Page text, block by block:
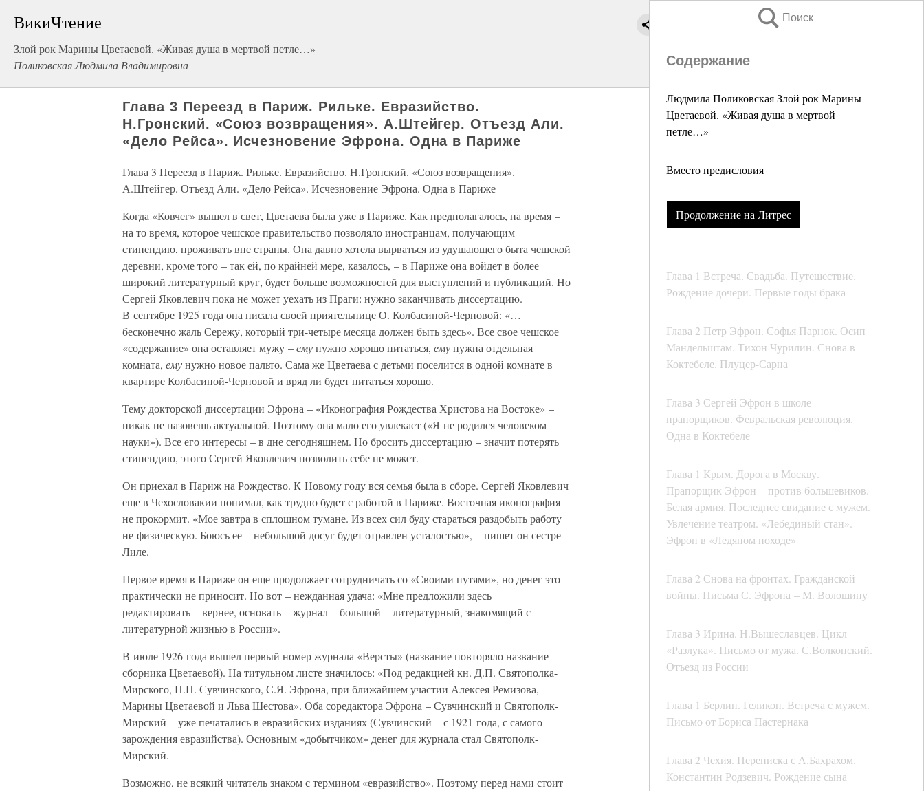
ВикиЧтение
Злой рок Марины Цветаевой. «Живая душа в мертвой петле…»
Поликовская Людмила Владимировна
Поиск
Содержание
Людмила Поликовская Злой рок Марины
Цветаевой. «Живая душа в мертвой
петле…»
Вместо предисловия
Продолжение на Литрес
Глава 1 Встреча. Свадьба. Путешествие.
Рождение дочери. Первые годы брака
Глава 2 Петр Эфрон. Софья Парнок. Осип
Мандельштам. Тихон Чурилин. Снова в
Коктебеле. Плуцер-Сарна
Глава 3 Сергей Эфрон в школе
прапорщиков. Февральская революция.
Одна в Коктебеле
Глава 1 Крым. Дорога в Москву.
Прапорщик Эфрон – против большевиков.
Белая армия. Последнее свидание с мужем.
Увлечение театром. «Лебединый стан».
Эфрон в «Ледяном походе»
Глава 2 Снова на фронтах. Гражданской
войны. Письма С. Эфрона – М. Волошину
Глава 3 Ирина. Н.Вышеславцев. Цикл
«Разлука». Письмо от мужа. С.Волконский.
Отъезд из России
Глава 1 Берлин. Геликон. Встреча с мужем.
Письмо от Бориса Пастернака
Глава 2 Чехия. Переписка с А.Бахрахом.
Константин Родзевич. Рождение сына
Глава 3 Переезд в Париж. Рильке. Евразийство.
Н.Гронский. «Союз возвращения». А.Штейгер. Отъезд Али.
«Дело Рейса». Исчезновение Эфрона. Одна в Париже
Глава 3 Переезд в Париж. Рильке. Евразийство. Н.Гронский. «Союз возвращения».
А.Штейгер. Отъезд Али. «Дело Рейса». Исчезновение Эфрона. Одна в Париже
Когда «Ковчег» вышел в свет, Цветаева была уже в Париже. Как предполагалось, на время –
на то время, которое чешское правительство позволяло иностранцам, получающим
стипендию, проживать вне страны. Она давно хотела вырваться из удушающего быта чешской
деревни, кроме того – так ей, по крайней мере, казалось, – в Париже она войдет в более
широкий литературный круг, будет больше возможностей для выступлений и публикаций. Но
Сергей Яковлевич пока не может уехать из Праги: нужно заканчивать диссертацию.
В сентябре 1925 года она писала своей приятельнице О. Колбасиной-Черновой: «…
бесконечно жаль Сережу, который три-четыре месяца должен быть здесь». Все свое чешское
«содержание» она оставляет мужу –емунужно хорошо питаться, емунужна отдельная
комната, емунужно новое пальто. Сама же Цветаева с детьми поселится в одной комнате в
квартире Колбасиной-Черновой и вряд ли будет питаться хорошо.
Тему докторской диссертации Эфрона – «Иконография Рождества Христова на Востоке» –
никак не назовешь актуальной. Поэтому она мало его увлекает («Я не родился человеком
науки»). Все его интересы – в дне сегодняшнем. Но бросить диссертацию – значит потерять
стипендию, этого Сергей Яковлевич позволить себе не может.
Он приехал в Париж на Рождество. К Новому году вся семья была в сборе. Сергей Яковлевич
еще в Чехословакии понимал, как трудно будет с работой в Париже. Восточная иконография
не прокормит. «Мое завтра в сплошном тумане. Из всех сил буду стараться раздобыть работу
не-физическую. Боюсь ее – небольшой досуг будет отравлен усталостью», – пишет он сестре
Лиле.
Первое время в Париже он еще продолжает сотрудничать со «Своими путями», но денег это
практически не приносит. Но вот – нежданная удача: «Мне предложили здесь
редактировать – вернее, основать – журнал – большой – литературный, знакомящий с
литературной жизнью в России».
В июле 1926 года вышел первый номер журнала «Версты» (название повторяло название
сборника Цветаевой). На титульном листе значилось: «Под редакцией кн. Д.П. Святополка-
Мирского, П.П. Сувчинского, С.Я. Эфрона, при ближайшем участии Алексея Ремизова,
Марины Цветаевой и Льва Шестова». Оба соредактора Эфрона – Сувчинский и Святополк-
Мирский – уже печатались в евразийских изданиях (Сувчинский – с 1921 года, с самого
зарождения евразийства). Основным «добытчиком» денег для журнала стал Святополк-
Мирский.
Возможно, не всякий читатель знаком с термином «евразийство». Поэтому перед нами стоит